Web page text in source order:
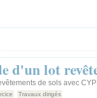
d'un lot
de sols avec
Travaux dirigés